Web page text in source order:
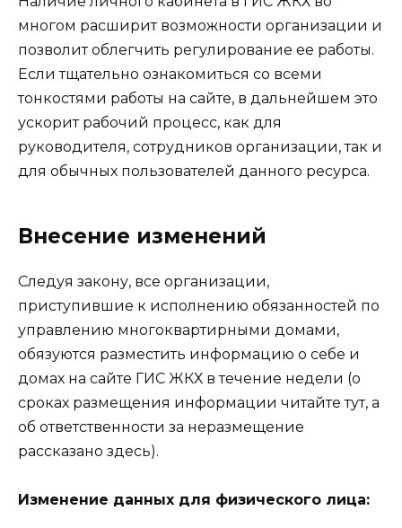
многом расширит возможности организации и
позволит облегчить регулирование ее работы.
Если тщательно ознакомиться со всеми
тонкостями работы на сайте, в дальнейшем это
ускорит рабочий процесс, как для
руководителя, сотрудников организации, так и
для обычных пользователей данного ресурса.
Внесение изменений
Следуя закону, все организации,
приступившие к исполнению обязанностей по
управлению многоквартирными домами,
обязуются разместить информацию о себе и
домах на сайте ГИС ЖКХ в течение недели (о
сроках размещения информации читайте тут, а
об ответственности за неразмещение
рассказано здесь).
Изменение данных для физического лица: